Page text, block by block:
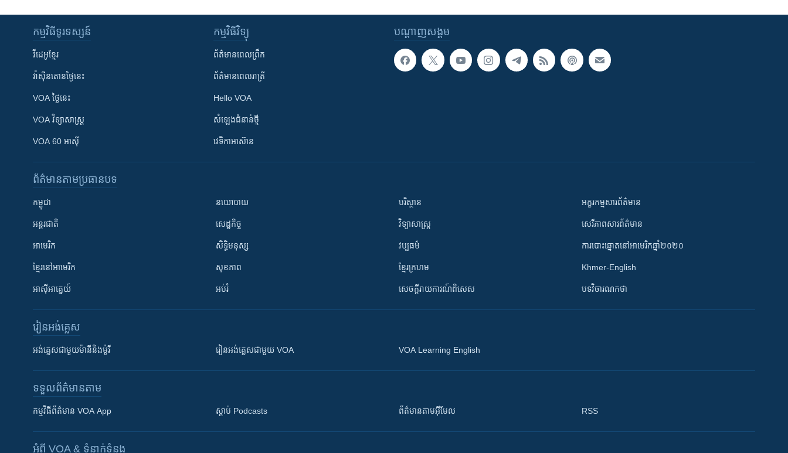
បណ្តាញ​សង្គម
កម្មវិធី​ទូរទស្សន៍
វីដេអូ​ខ្មែរ
វ៉ាស៊ីនតោន​ថ្ងៃ​នេះ
VOA ថ្ងៃនេះ
VOA ​វិទ្យាសាស្ត្រ
VOA 60 អាស៊ី
កម្មវិធី​វិទ្យុ
ព័ត៌មាន​ពេល​ព្រឹក
ព័ត៌មាន​​ពេល​រាត្រី
Hello VOA
សំឡេង​ជំនាន់​ថ្មី
វេទិកា​អាស៊ាន
ព័ត៌មាន​តាមប្រធានបទ​
កម្ពុជា
អន្តរជាតិ
អាមេរិក
ខ្មែរ​នៅអាមេរិក
អាស៊ីអាគ្នេយ៍
នយោបាយ
សេដ្ឋកិច្ច
សិទ្ធិមនុស្ស
សុខភាព
អប់រំ
បរិស្ថាន
វិទ្យាសាស្រ្ត
វប្បធម៌
ខ្មែរក្រហម
សេចក្តីរាយការណ៍ពិសេស
អក្ខរកម្មសារព័ត៌មាន
សេរីភាពសារព័ត៌មាន
ការបោះឆ្នោតនៅអាមេរិកឆ្នាំ២០២០
Khmer-English
បទវិចារណកថា
រៀន​​អង់គ្លេស
អង់គ្លេស​ជាមួយ​ម៉ានី​និង​ម៉ូរី រៀន​​​​​​អង់គ្លេស​​ជាមួយ VOA VOA Learning English
ទទួល​ព័ត៌មាន​តាម
កម្មវិធី​ព័ត៌មាន VOA App ស្តាប់ Podcasts ព័ត៌មាន​តាម​អ៊ីមែល RSS
អំពី​ VOA & ទំនាក់ទំនង